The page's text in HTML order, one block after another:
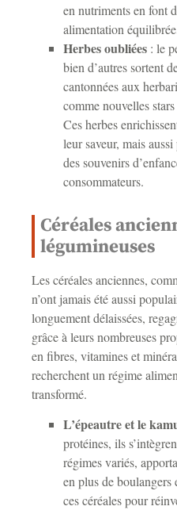
en nutriments en font
alimentation
Herbes oubliées : le
bien d’autres sortent
cantonnées aux
comme nouvelles
Ces herbes
leur saveur, mais
des souvenirs
consommateurs.
Céréales
légumineuses
Les céréales anciennes,
n’ont jamais été aussi
longuement délaissées,
grâce à leurs nombreuses
en fibres, vitamines et
recherchent un régime
transformé.
L’épeautre et le
protéines, ils
régimes variés,
en plus de boulangers
ces céréales pour